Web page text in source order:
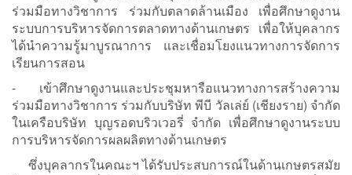
ร่วมมือทางวิชาการ ร่วมกับตลาดล้านเมือง เพื่อศึกษาดูงาน
ระบบการบริหารจัดการตลาดทางด้านเกษตร เพื่อให้บุคลากร
ได้นำความรู้มาบูรณาการ และเชื่อมโยงแนวทางการจัดการ
เรียนการสอน
- เข้าศึกษาดูงานและประชุมหารือแนวทางการสร้างความ
ร่วมมือทางวิชาการ ร่วมกับบริษัท พีบี วัลเล่ย์ (เชียงราย) จำกัด
ในเครือบริษัท บุญรอดบริวเวอรี่ จำกัด เพื่อศึกษาดูงานระบบ
การบริหารจัดการผลผลิตทางด้านเกษตร
ซึ่งบุคลากรในคณะฯ ได้รับประสบการณ์ในด้านเกษตรสมัย